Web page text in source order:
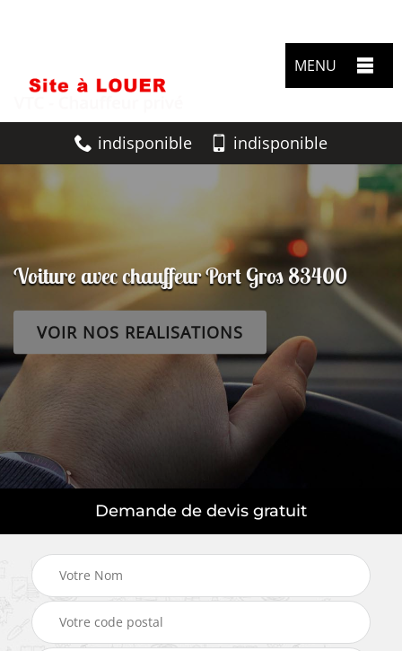
MENU
indisponible indisponible
Voiture avec chauffeur Port Gros 83400
VOIR NOS REALISATIONS
Demande de devis gratuit